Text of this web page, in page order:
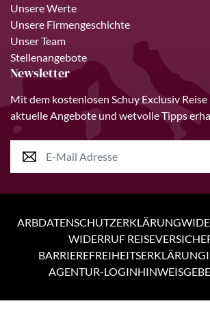
Unsere Werte
Unsere Firmengeschichte
Unser Team
Stellenangebote
Newsletter
Mit dem kostenlosen Schuy Exclusiv
aktuelle Angebote und wetvolle Tipps
ARBDATENSCHUTZERKLÄRUNG
WIDERRUF
BARRIEREFREIHEITSERKLÄRUNG
AGENTUR-LOGIN